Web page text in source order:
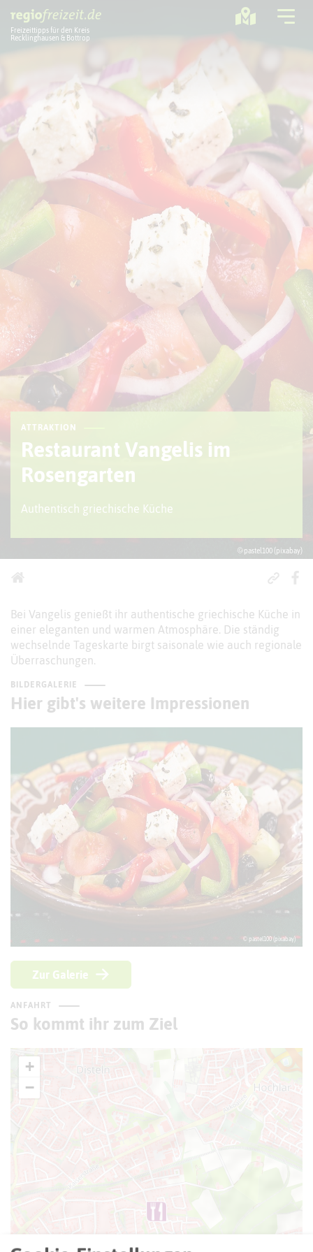
Freizeittipps für den Kreis
Recklinghausen & Bottrop
Ausflugstipps
Sport + Bewegung
Aktuelles
Freizeitregion
© pastel100 (pixabay)
ATTRAKTION
Restaurant Vangelis im
Rosengarten
Authentisch griechische Küche
Bei Vangelis genießt ihr authentische griechische Küche in
einer eleganten und warmen Atmosphäre. Die ständig
wechselnde Tageskarte birgt saisonale wie auch regionale
Überraschungen.
BILDERGALERIE
Hier gibt's weitere Impressionen
© pastel100 (pixabay)
Zur Galerie
ANFAHRT
So kommt ihr zum Ziel
+
−